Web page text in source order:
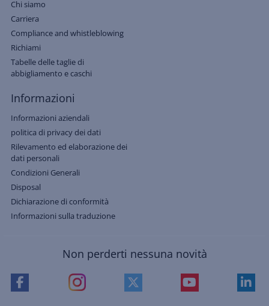
Chi siamo
Carriera
Compliance and whistleblowing
Richiami
Tabelle delle taglie di
abbigliamento e caschi
Informazioni
Informazioni aziendali
politica di privacy dei dati
Rilevamento ed elaborazione dei
dati personali
Condizioni Generali
Disposal
Dichiarazione di conformità
Informazioni sulla traduzione
Non perderti nessuna novità